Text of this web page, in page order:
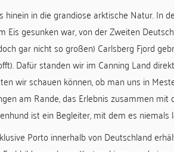
in die grandiose arktische Natur.
Eis gesunken war, von der Zweiten
gar nicht so großen) Carlsberg Fjord
Dafür standen wir im Canning Land
wir schauen können, ob man uns in
am Rande, das Erlebnis zusammen
ist ein Begleiter, mit dem es
Porto innerhalb von Deutschland